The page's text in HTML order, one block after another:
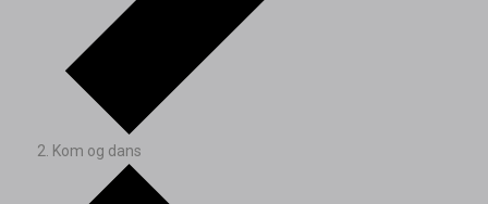
Kom og dans